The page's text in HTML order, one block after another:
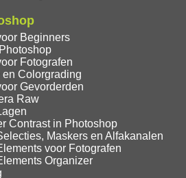
Beginners
Fotografen
Colorgrading
Gevorderden
Raw
Contrast in Photoshop
Maskers en Alfakanalen
voor Fotografen
Organizer